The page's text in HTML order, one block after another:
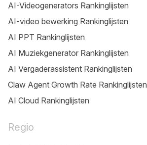
AI-Videogenerators Rankinglijsten
AI-video bewerking Rankinglijsten
AI PPT Rankinglijsten
AI Muziekgenerator Rankinglijsten
AI Vergaderassistent Rankinglijsten
Claw Agent Growth Rate Rankinglijsten
AI Cloud Rankinglijsten
Regio